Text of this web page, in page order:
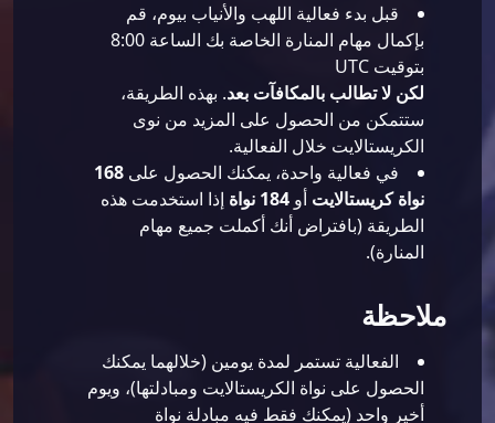
قبل بدء فعالية اللهب والأنياب بيوم، قم
بإكمال مهام المنارة الخاصة بك الساعة 8:00
بتوقيت UTC
لكن لا تطالب بالمكافآت بعد. بهذه الطريقة،
ستتمكن من الحصول على المزيد من نوى
الكريستالايت خلال الفعالية.
في فعالية واحدة، يمكنك الحصول على 168
نواة كريستالايت أو 184 نواة
إذا استخدمت هذه
الطريقة (بافتراض أنك أكملت جميع مهام
المنارة).
ملاحظة
الفعالية تستمر لمدة يومين (خلالهما يمكنك
الحصول على نواة الكريستالايت ومبادلتها)، ويوم
أخير واحد (يمكنك فقط فيه مبادلة نواة